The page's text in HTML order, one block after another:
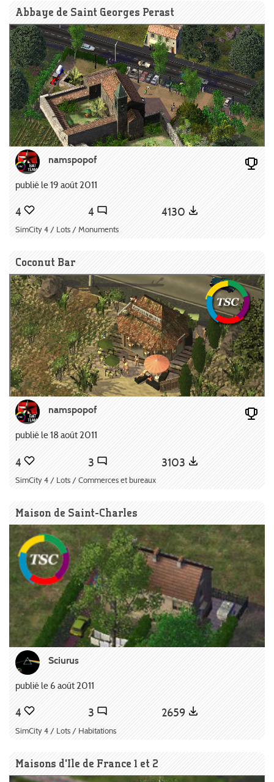
Abbaye de Saint Georges Perast
namspopof
publié le 19 août 2011
4 4 4130
SimCity 4 / Lots / Monuments
Coconut Bar
namspopof
publié le 18 août 2011
4 3 3103
SimCity 4 / Lots / Commerces et bureaux
Maison de Saint-Charles
Sciurus
publié le 6 août 2011
4 3 2659
SimCity 4 / Lots / Habitations
Maisons d'Ile de France 1 et 2